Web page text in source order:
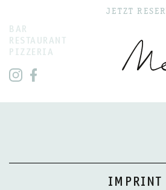
BAR
RESTAURANT
PIZZERIA
JETZT
IMPRINT